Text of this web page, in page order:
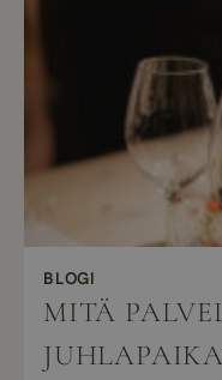
BLOGI
MITÄ